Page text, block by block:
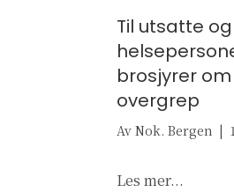
Til utsatte og
brosjyrer
overgrep
Av Nok. Bergen |
Les mer...